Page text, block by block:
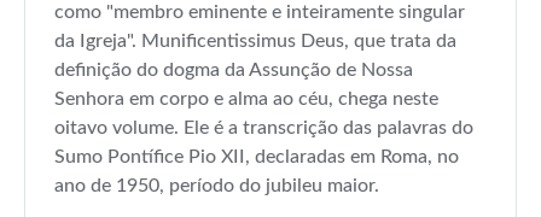
como "membro eminente e inteiramente singular
da Igreja". Munificentissimus Deus, que trata da
definição do dogma da Assunção de Nossa
Senhora em corpo e alma ao céu, chega neste
oitavo volume. Ele é a transcrição das palavras do
Sumo Pontífice Pio XII, declaradas em Roma, no
ano de 1950, período do jubileu maior.